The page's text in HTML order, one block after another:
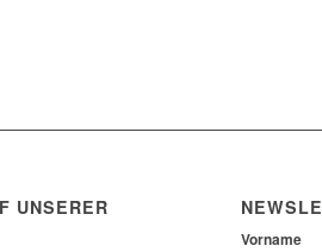
UNSERER
Vorname